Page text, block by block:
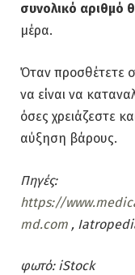
συνολικό αριθμό
μέρα.
Όταν προσθέτετε
να είναι να
όσες χρειάζεστε
αύξηση βάρους.
Πηγές:
https://
md.com ,
φωτό: iStock